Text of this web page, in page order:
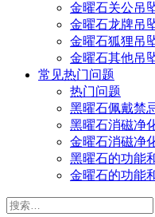
金曜石关公吊
金曜石龙牌吊
金曜石狐狸吊
金曜石其他吊
常见热门问题
热门问题
黑曜石佩戴禁
黑曜石消磁净
金曜石消磁净
黑曜石的功能
金曜石的功能
搜